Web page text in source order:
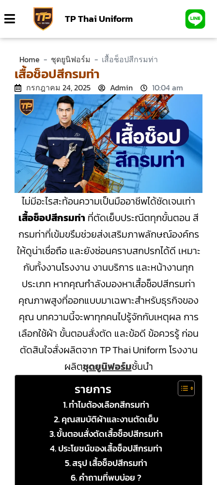
TP Thai Uniform
Home - ชุดยูนิฟอร์ม - เสื้อช็อปสีกรมท่า
เสื้อช็อปสีกรมท่า
กรกฎาคม 24, 2025 Admin 10:04 am
ไม่มีอะไรสะท้อนความเป็นมืออาชีพได้ชัดเจนเท่า
เสื้อช็อปสีกรมท่า ที่ตัดเย็บประณีตทุกขั้นตอน สี
กรมท่าที่เข้มขรึมช่วยส่งเสริมภาพลักษณ์องค์กร
ให้ดูน่าเชื่อถือ และยังซ่อนคราบสกปรกได้ดี เหมาะ
กับทั้งงานโรงงาน งานบริการ และหน้างานทุก
ประเภท หากคุณกำลังมองหาเสื้อช็อปสีกรมท่า
คุณภาพสูงที่ออกแบบมาเฉพาะสำหรับธุรกิจของ
คุณ บทความนี้จะพาทุกคนไปรู้จักกับเหตุผล การ
เลือกใช้ผ้า ขั้นตอนสั่งตัด และข้อดี ข้อควรรู้ ก่อน
ตัดสินใจสั่งผลิตจาก TP Thai Uniform โรงงาน
ผลิตชุดยูนิฟอร์มชั้นนำ
รายการ
ทำไมต้องเลือกสีกรมท่า
คุณสมบัติผ้าและงานตัดเย็บ
ขั้นตอนสั่งตัดเสื้อช็อปสีกรมท่า
ประโยชน์ของเสื้อช็อปสีกรมท่า
สรุป เสื้อช็อปสีกรมท่า
คำถามที่พบบ่อย ?